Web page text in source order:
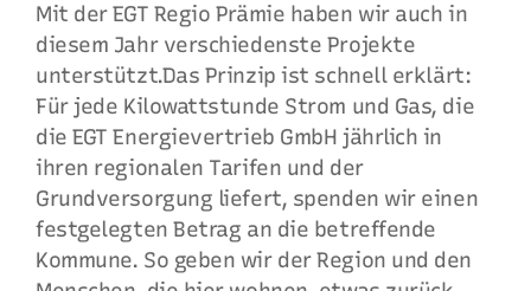
Mit der EGT Regio Prämie haben wir auch in
diesem Jahr verschiedenste Projekte
unterstützt.Das Prinzip ist schnell erklärt:
Für jede Kilowattstunde Strom und Gas, die
die EGT Energievertrieb GmbH jährlich in
ihren regionalen Tarifen und der
Grundversorgung liefert, spenden wir einen
festgelegten Betrag an die betreffende
Kommune. So geben wir der Region und den